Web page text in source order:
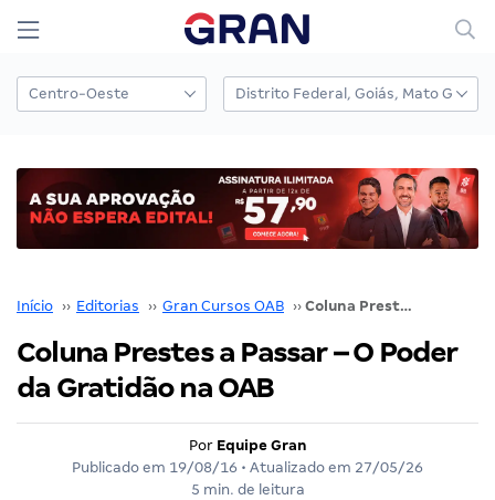
Início ›› Editorias ›› Gran Cursos OAB ›› Coluna Prestes a Passar – O Poder da Gratidão na OAB
Coluna Prestes a Passar – O Poder
da Gratidão na OAB
Por Equipe Gran
Publicado em 19/08/16 • Atualizado em 27/05/26
5 min. de leitura